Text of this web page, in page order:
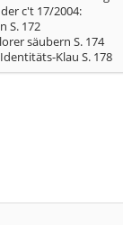
c't 17/2004:
S. 172
säubern S. 174
Klau S. 178